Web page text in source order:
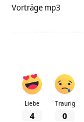
Vorträge mp3
Liebe
4
Traurig
0